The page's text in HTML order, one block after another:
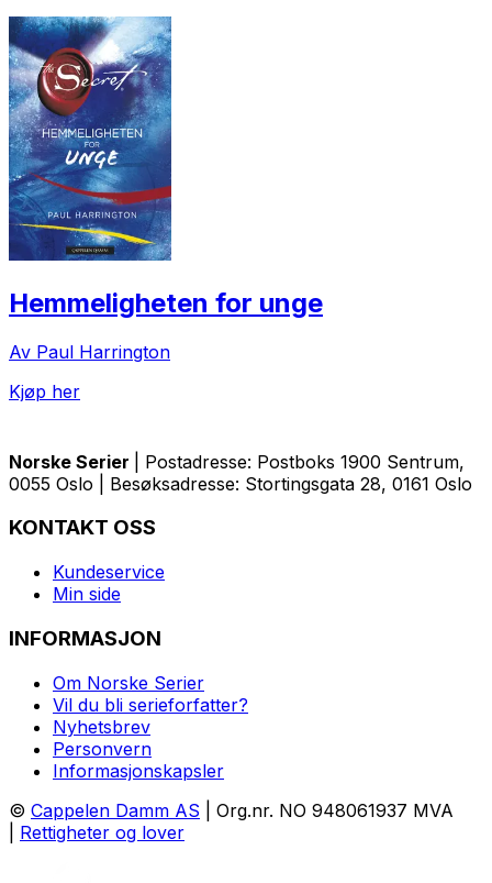
Hemmeligheten for unge
Av Paul Harrington
Kjøp her
Norske Serier
| Postadresse: Postboks 1900 Sentrum,
0055 Oslo | Besøksadresse: Stortingsgata 28, 0161 Oslo
KONTAKT OSS
Kundeservice
Min side
INFORMASJON
Om Norske Serier
Vil du bli serieforfatter?
Nyhetsbrev
Personvern
Informasjonskapsler
© Cappelen Damm AS | Org.nr. NO 948061937 MVA
Rettigheter og lover